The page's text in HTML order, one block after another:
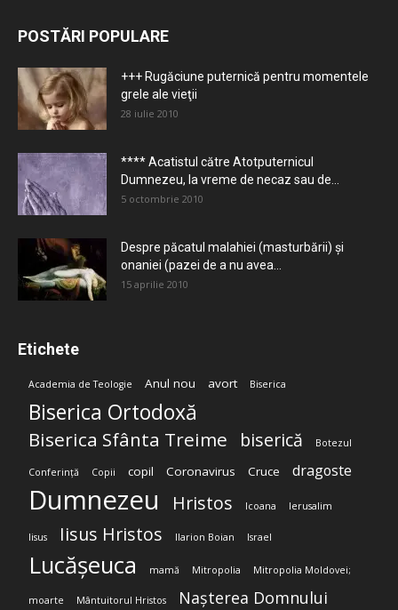
POSTĂRI POPULARE
+++ Rugăciune puternică pentru momentele
grele ale vieţii
28 iulie 2010
**** Acatistul către Atotputernicul
Dumnezeu, la vreme de necaz sau de...
5 octombrie 2010
Despre păcatul malahiei (masturbării) şi
onaniei (pazei de a nu avea...
15 aprilie 2010
Etichete
Academia de Teologie Anul nou avort Biserica
Biserica Ortodoxă
Biserica Sfânta Treime biserică Botezul
Conferință Copii copil Coronavirus Cruce dragoste
Dumnezeu Hristos Icoana Ierusalim
Iisus Iisus Hristos Ilarion Boian Israel
Lucășeuca mamă Mitropolia Mitropolia Moldovei;
moarte Mântuitorul Hristos Nașterea Domnului